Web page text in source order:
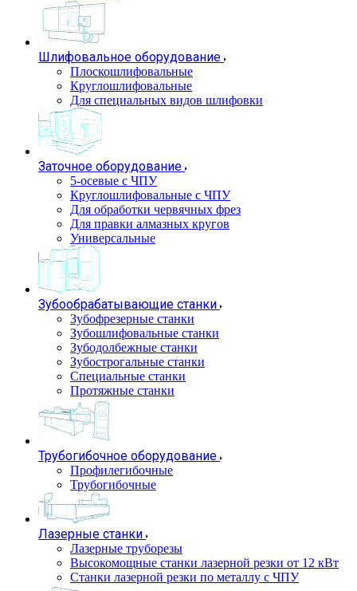
Шлифовальное оборудование
Плоскошлифовальные
Круглошлифовальные
Для специальных видов шлифовки
Заточное оборудование
5-осевые с ЧПУ
Круглошлифовальные с ЧПУ
Для обработки червячных фрез
Для правки алмазных кругов
Универсальные
Зубообрабатывающие станки
Зубофрезерные станки
Зубошлифовальные станки
Зубодолбежные станки
Зубострогальные станки
Специальные станки
Протяжные станки
Трубогибочное оборудование
Профилегибочные
Трубогибочные
Лазерные станки
Лазерные труборезы
Высокомощные станки лазерной резки от 12 кВт
Станки лазерной резки по металлу с ЧПУ